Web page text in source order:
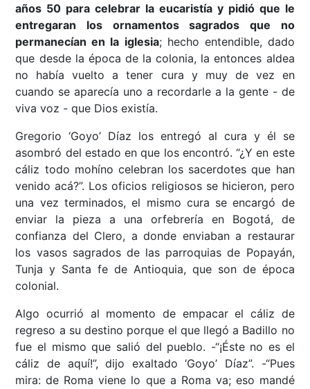
años 50 para celebrar la eucaristía y pidió que le
entregaran los ornamentos sagrados que no
permanecían en la iglesia; hecho entendible, dado
que desde la época de la colonia, la entonces aldea
no había vuelto a tener cura y muy de vez en
cuando se aparecía uno a recordarle a la gente - de
viva voz - que Dios existía.
Gregorio ‘Goyo’ Díaz los entregó al cura y él se
asombró del estado en que los encontró. “¿Y en este
cáliz todo mohíno celebran los sacerdotes que han
venido acá?”. Los oficios religiosos se hicieron, pero
una vez terminados, el mismo cura se encargó de
enviar la pieza a una orfebrería en Bogotá, de
confianza del Clero, a donde enviaban a restaurar
los vasos sagrados de las parroquias de Popayán,
Tunja y Santa fe de Antioquia, que son de época
colonial.
Algo ocurrió al momento de empacar el cáliz de
regreso a su destino porque el que llegó a Badillo no
fue el mismo que salió del pueblo. -“¡Éste no es el
cáliz de aquí!”, dijo exaltado ‘Goyo’ Díaz”. -“Pues
mira: de Roma viene lo que a Roma va; eso mandé